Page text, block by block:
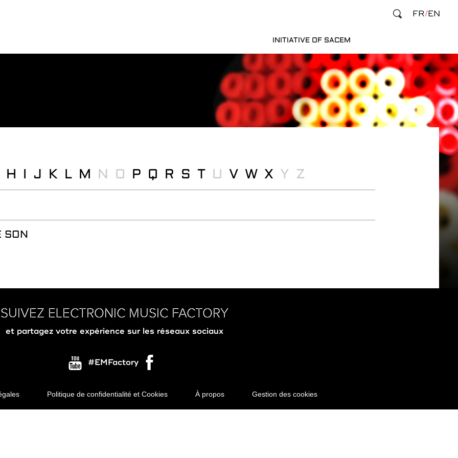
INITIATIVE OF SACEM
FR EN
H J K L M N O P Q R S T U V W X Y Z
SON
SUIVEZ ELECTRONIC MUSIC FACTORY
et partagez votre expérience sur les réseaux sociaux
#EMFactory
Politique de confidentialité et Cookies À propos Gestion des cookies